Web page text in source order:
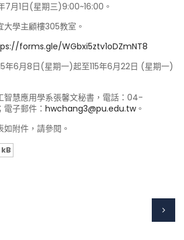
7月1日(星期三)9:00~16:00。
學主顧樓305教室。
forms.gle/WGbxi5ztv1oDZmNT8
年6月8日(星期一)起至115年6月22日 (星期一)
智慧應用學系張馨文秘書，電話：04-
子郵件： hwchang3@pu.edu.tw。
附件，請參閱。